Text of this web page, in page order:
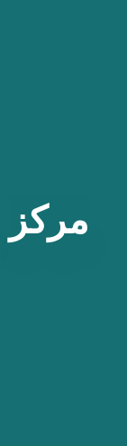
مركز